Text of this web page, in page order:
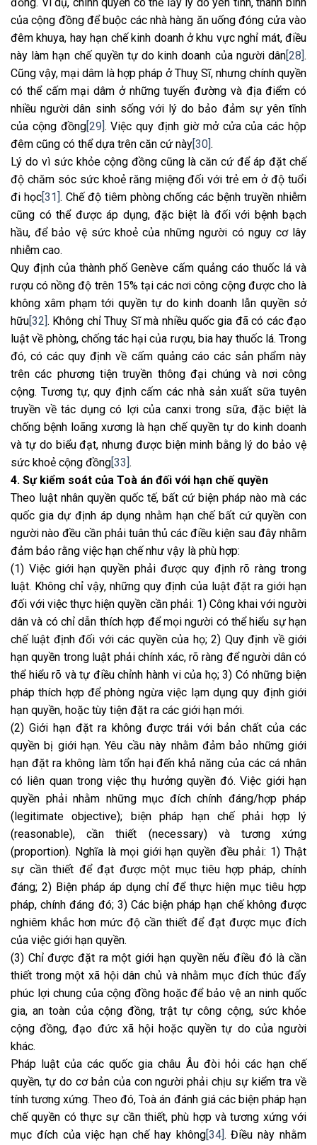
đồng. Ví dụ, chính quyền có thể lấy lý do yên tĩnh, thanh bình
của cộng đồng để buộc các nhà hàng ăn uống đóng cửa vào
đêm khuya, hay hạn chế kinh doanh ở khu vực nghỉ mát, điều
này làm hạn chế quyền tự do kinh doanh của người dân [28] .
Cũng vậy, mại dâm là hợp pháp ở Thuỵ Sĩ, nhưng chính quyền
có thể cấm mại dâm ở những tuyến đường và địa điểm có
nhiều người dân sinh sống với lý do bảo đảm sự yên tĩnh
của cộng đồng[29] . Việc quy định giờ mở cửa của các hộp
đêm cũng có thể dựa trên căn cứ này [30] .
Lý do vì sức khỏe cộng đồng cũng là căn cứ để áp đặt chế
độ chăm sóc sức khoẻ răng miệng đối với trẻ em ở độ tuổi
đi học[31] . Chế độ tiêm phòng chống các bệnh truyền nhiễm
cũng có thể được áp dụng, đặc biệt là đối với bệnh bạch
hầu, để bảo vệ sức khoẻ của những người có nguy cơ lây
nhiễm cao.
Quy định của thành phố Genève cấm quảng cáo thuốc lá và
rượu có nồng độ trên 15% tại các nơi công cộng được cho là
không xâm phạm tới quyền tự do kinh doanh lẫn quyền sở
hữu [32] . Không chỉ Thuỵ Sĩ mà nhiều quốc gia đã có các đạo
luật về phòng, chống tác hại của rượu, bia hay thuốc lá. Trong
đó, có các quy định về cấm quảng cáo các sản phẩm này
trên các phương tiện truyền thông đại chúng và nơi công
cộng. Tương tự, quy định cấm các nhà sản xuất sữa tuyên
truyền về tác dụng có lợi của canxi trong sữa, đặc biệt là
chống bệnh loãng xương là hạn chế quyền tự do kinh doanh
và tự do biểu đạt, nhưng được biện minh bằng lý do bảo vệ
sức khoẻ cộng đồng [33] .­­­­­­­
4. Sự kiểm soát của Toà án đối với hạn chế quyền
Theo luật nhân quyền quốc tế, bất cứ biện pháp nào mà các
quốc gia dự định áp dụng nhằm hạn chế bất cứ quyền con
người nào đều cần phải tuân thủ các điều kiện sau đây nhằm
đảm bảo rằng việc hạn chế như vậy là phù hợp:
(1) Việc giới hạn quyền phải được quy định rõ ràng trong
luật. Không chỉ vậy, những quy định của luật đặt ra giới hạn
đối với việc thực hiện quyền cần phải: 1) Công khai với người
dân và có chỉ dẫn thích hợp để mọi người có thể hiểu sự hạn
chế luật định đối với các quyền của họ; 2) Quy định về giới
hạn quyền trong luật phải chính xác, rõ ràng để người dân có
thể hiểu rõ và tự điều chỉnh hành vi của họ; 3) Có những biện
pháp thích hợp để phòng ngừa việc lạm dụng quy định giới
hạn quyền, hoặc tùy tiện đặt ra các giới hạn mới.
(2) Giới hạn đặt ra không được trái với bản chất của các
quyền bị giới hạn. Yêu cầu này nhằm đảm bảo những giới
hạn đặt ra không làm tổn hại đến khả năng của các cá nhân
có liên quan trong việc thụ hưởng quyền đó. Việc giới hạn
quyền phải nhằm những mục đích chính đáng/hợp pháp
(legitimate objective); biện pháp hạn chế phải hợp lý
(reasonable), cần thiết (necessary) và tương xứng
(proportion). Nghĩa là mọi giới hạn quyền đều phải: 1) Thật
sự cần thiết để đạt được một mục tiêu hợp pháp, chính
đáng; 2) Biện pháp áp dụng chỉ để thực hiện mục tiêu hợp
pháp, chính đáng đó; 3) Các biện pháp hạn chế không được
nghiêm khắc hơn mức độ cần thiết để đạt được mục đích
của việc giới hạn quyền.
(3) Chỉ được đặt ra một giới hạn quyền nếu điều đó là cần
thiết trong một xã hội dân chủ và nhằm mục đích thúc đẩy
phúc lợi chung của cộng đồng hoặc để bảo vệ an ninh quốc
gia, an toàn của cộng đồng, trật tự công cộng, sức khỏe
cộng đồng, đạo đức xã hội hoặc quyền tự do của người
khác.
Pháp luật của các quốc gia châu Âu đòi hỏi các hạn chế
quyền, tự do cơ bản của con người phải chịu sự kiểm tra về
tính tương xứng. Theo đó, Toà án đánh giá các biện pháp hạn
chế quyền có thực sự cần thiết, phù hợp và tương xứng với
mục đích của việc hạn chế hay không[34] . Điều này nhằm